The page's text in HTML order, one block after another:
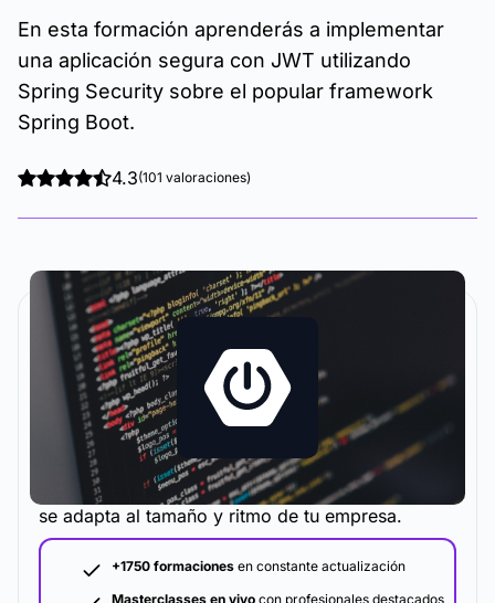
En esta formación aprenderás a implementar
una aplicación segura con JWT utilizando
Spring Security sobre el popular framework
Spring Boot.
4.3(101 valoraciones)
La metodología y plataforma de formación que
se adapta al tamaño y ritmo de tu empresa.
+1750 formaciones en constante actualización
Masterclasses en vivo con profesionales destacados